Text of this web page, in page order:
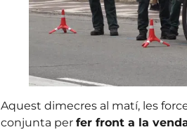
Aquest dimecres al matí, les
conjunta per fer front a la